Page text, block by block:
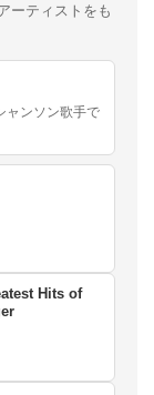
ーティストをも
ャンソン歌手で
Hits of